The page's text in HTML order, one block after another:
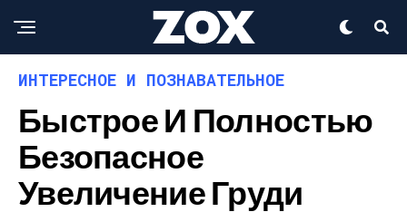
ИНТЕРЕСНОЕ И ПОЗНАВАТЕЛЬНОЕ
Быстрое И Полностью
Безопасное
Увеличение Груди